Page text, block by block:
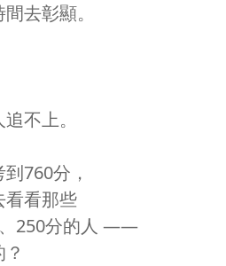
去彰顯。
不上。
760分，
看看那些
、250分的人 ——